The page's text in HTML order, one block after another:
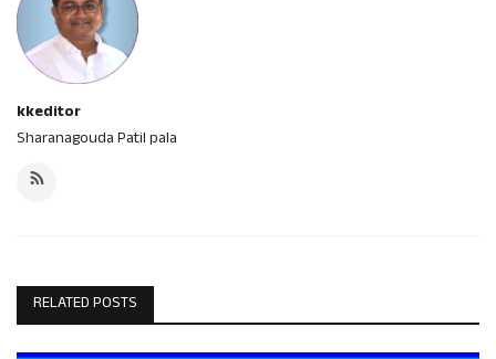
kkeditor
Sharanagouda Patil pala
RELATED POSTS